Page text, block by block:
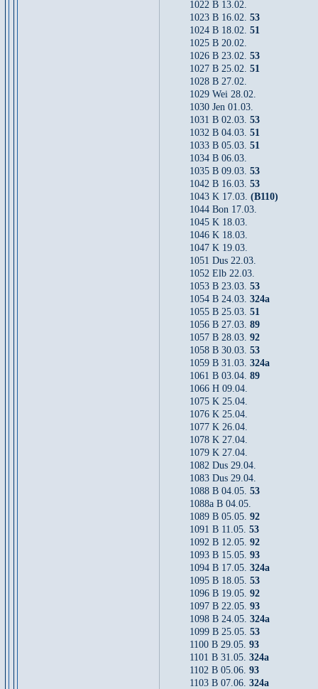
1022 B 13.02.
1023 B 16.02. 53
1024 B 18.02. 51
1025 B 20.02.
1026 B 23.02. 53
1027 B 25.02. 51
1028 B 27.02.
1029 Wei 28.02.
1030 Jen 01.03.
1031 B 02.03. 53
1032 B 04.03. 51
1033 B 05.03. 51
1034 B 06.03.
1035 B 09.03. 53
1042 B 16.03. 53
1043 K 17.03. (B110)
1044 Bon 17.03.
1045 K 18.03.
1046 K 18.03.
1047 K 19.03.
1051 Dus 22.03.
1052 Elb 22.03.
1053 B 23.03. 53
1054 B 24.03. 324a
1055 B 25.03. 51
1056 B 27.03. 89
1057 B 28.03. 92
1058 B 30.03. 53
1059 B 31.03. 324a
1061 B 03.04. 89
1066 H 09.04.
1075 K 25.04.
1076 K 25.04.
1077 K 26.04.
1078 K 27.04.
1079 K 27.04.
1082 Dus 29.04.
1083 Dus 29.04.
1088 B 04.05. 53
1088a B 04.05.
1089 B 05.05. 92
1091 B 11.05. 53
1092 B 12.05. 92
1093 B 15.05. 93
1094 B 17.05. 324a
1095 B 18.05. 53
1096 B 19.05. 92
1097 B 22.05. 93
1098 B 24.05. 324a
1099 B 25.05. 53
1100 B 29.05. 93
1101 B 31.05. 324a
1102 B 05.06. 93
1103 B 07.06. 324a